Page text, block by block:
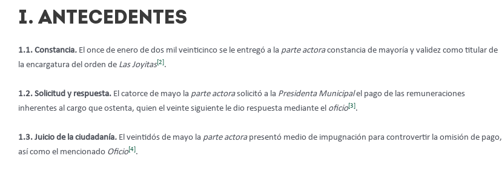
I. ANTECEDENTES
1.1. Constancia. El once de enero de dos mil veinticinco se le entregó a la parte actoraconstancia de mayoría y validez como titular de
la encargatura del orden de Las Joyitas[2] .
1.2. Solicitud y respuesta. El catorce de mayo la parte actorasolicitó a la Presidenta Municipalel pago de las remuneraciones
inherentes al cargo que ostenta, quien el veinte siguiente le dio respuesta mediante el oficio[3] .
1.3. Juicio de la ciudadanía. El veintidós de mayo la parte actora presentó medio de impugnación para controvertir la omisión de pago,
así como el mencionado Oficio[4] .